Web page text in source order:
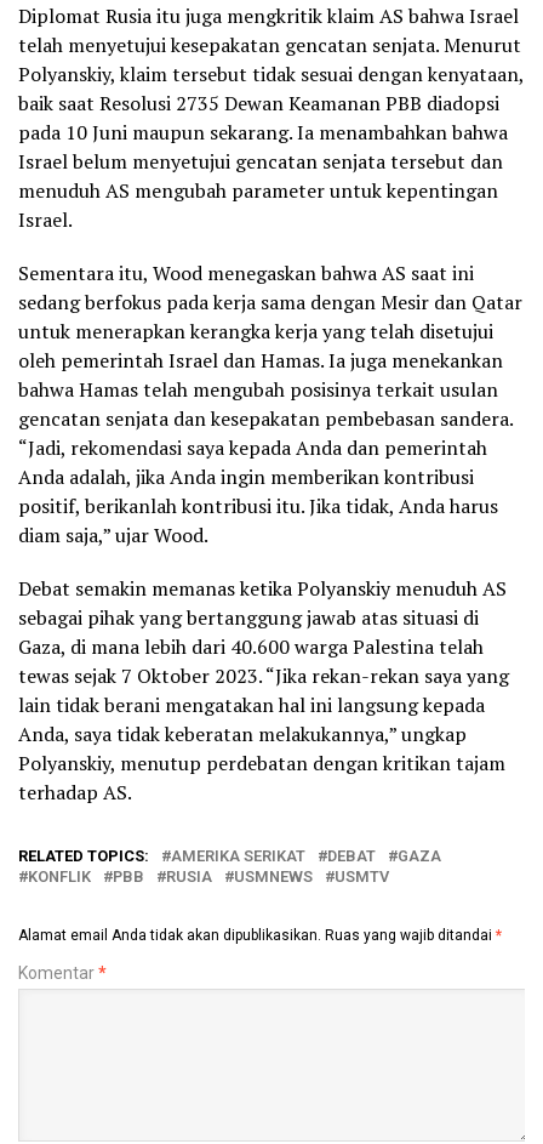
Diplomat Rusia itu juga mengkritik klaim AS bahwa Israel
telah menyetujui kesepakatan gencatan senjata. Menurut
Polyanskiy, klaim tersebut tidak sesuai dengan kenyataan,
baik saat Resolusi 2735 Dewan Keamanan PBB diadopsi
pada 10 Juni maupun sekarang. Ia menambahkan bahwa
Israel belum menyetujui gencatan senjata tersebut dan
menuduh AS mengubah parameter untuk kepentingan
Israel.
Sementara itu, Wood menegaskan bahwa AS saat ini
sedang berfokus pada kerja sama dengan Mesir dan Qatar
untuk menerapkan kerangka kerja yang telah disetujui
oleh pemerintah Israel dan Hamas. Ia juga menekankan
bahwa Hamas telah mengubah posisinya terkait usulan
gencatan senjata dan kesepakatan pembebasan sandera.
“Jadi, rekomendasi saya kepada Anda dan pemerintah
Anda adalah, jika Anda ingin memberikan kontribusi
positif, berikanlah kontribusi itu. Jika tidak, Anda harus
diam saja,” ujar Wood.
Debat semakin memanas ketika Polyanskiy menuduh AS
sebagai pihak yang bertanggung jawab atas situasi di
Gaza, di mana lebih dari 40.600 warga Palestina telah
tewas sejak 7 Oktober 2023. “Jika rekan-rekan saya yang
lain tidak berani mengatakan hal ini langsung kepada
Anda, saya tidak keberatan melakukannya,” ungkap
Polyanskiy, menutup perdebatan dengan kritikan tajam
terhadap AS.
RELATED TOPICS: AMERIKA SERIKAT DEBAT
GAZA
KONFLIK
PBB RUSIA USMNEWS USMTV
Alamat email Anda tidak akan dipublikasikan. Ruas yang wajib ditandai *
Komentar*